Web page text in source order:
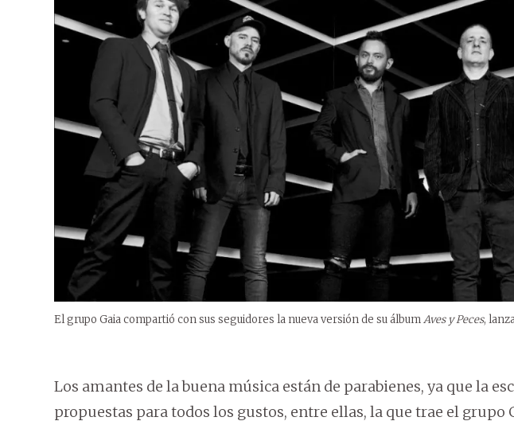
El grupo Gaia compartió con sus seguidores la nueva versión de su álbumAves y Peces,
Los amantes de la buena música están de parabienes, ya que la
propuestas para todos los gustos, entre ellas, la que trae el grupo